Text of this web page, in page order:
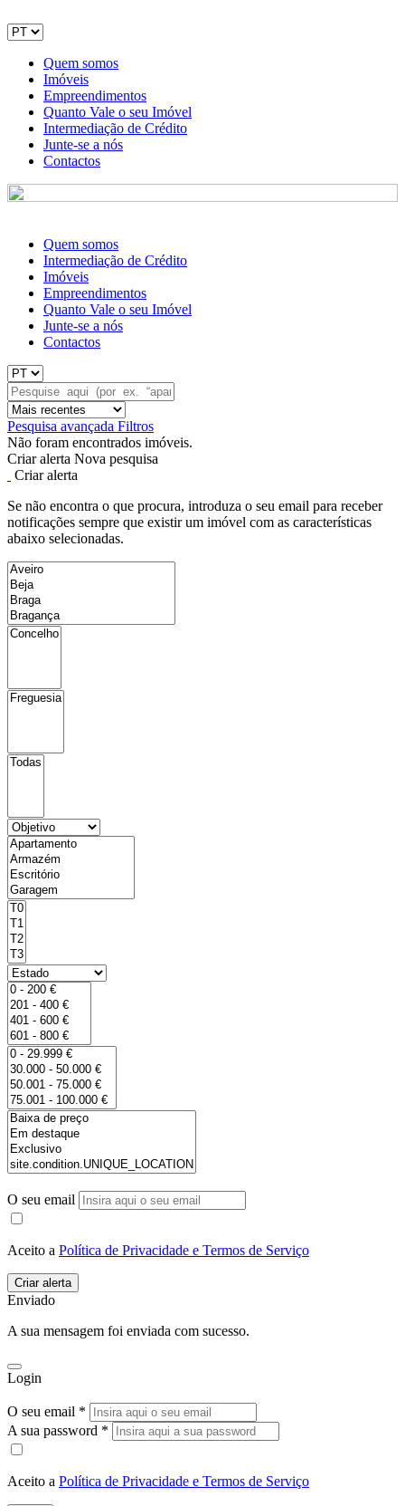
Quem somos
Imóveis
Empreendimentos
Quanto Vale o seu Imóvel
Intermediação de Crédito
Junte-se a nós
Contactos
Quem somos
Intermediação de Crédito
Imóveis
Empreendimentos
Quanto Vale o seu Imóvel
Junte-se a nós
Contactos
Pesquisa avançada Filtros
Não foram encontrados imóveis.
Criar alerta Nova pesquisa
Criar alerta
Se não encontra o que procura, introduza o seu email para receber
notificações sempre que existir um imóvel com as características
abaixo selecionadas.
O seu email
Aceito a Política de Privacidade e Termos de Serviço
Enviado
A sua mensagem foi enviada com sucesso.
Login
O seu email *
A sua password *
Aceito a Política de Privacidade e Termos de Serviço